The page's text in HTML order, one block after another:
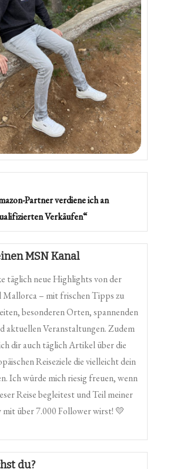
Partner verdiene ich an
Verkäufen“
MSN Kanal
täglich neue Highlights von der
Mallorca – mit frischen Tipps zu
besonderen Orten, spannenden
aktuellen Veranstaltungen. Zudem
dir auch täglich Artikel über die
Reiseziele die vielleicht dein
Ich würde mich riesig freuen, wenn
Reise begleitest und Teil meiner
über 7.000 Follower wirst! 💛
du?